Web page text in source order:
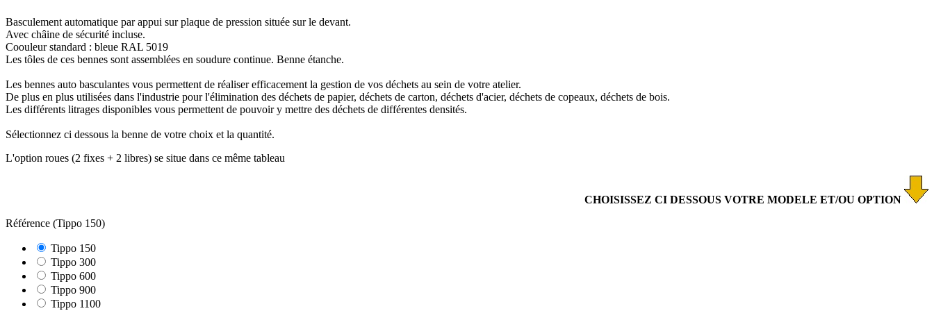
Basculement automatique par appui sur plaque de pression située sur le devant.
Avec châine de sécurité incluse.
Coouleur standard : bleue RAL 5019
Les tôles de ces bennes sont assemblées en soudure continue. Benne étanche.
Les bennes auto basculantes vous permettent de réaliser efficacement la gestion de vos déchets au sein de votre atelier.
De plus en plus utilisées dans l'industrie pour l'élimination des déchets de papier, déchets de carton, déchets d'acier, déchets de copeaux, déchets de bois.
Les différents litrages disponibles vous permettent de pouvoir y mettre des déchets de différentes densités.
Sélectionnez ci dessous la benne de votre choix et la quantité.
L'option roues (2 fixes + 2 libres) se situe dans ce même tableau
CHOISISSEZ CI DESSOUS VOTRE MODELE ET/OU OPTION
Référence (Tippo 150)
Tippo 150
Tippo 300
Tippo 600
Tippo 900
Tippo 1100